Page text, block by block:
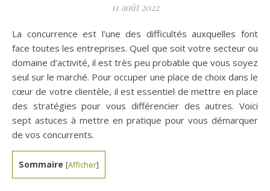
11 août 2022
La concurrence est l’une des difficultés auxquelles font
face toutes les entreprises. Quel que soit votre secteur ou
domaine d’activité, il est très peu probable que vous soyez
seul sur le marché. Pour occuper une place de choix dans le
cœur de votre clientèle, il est essentiel de mettre en place
des stratégies pour vous différencier des autres. Voici
sept astuces à mettre en pratique pour vous démarquer
de vos concurrents.
Sommaire [Afficher]